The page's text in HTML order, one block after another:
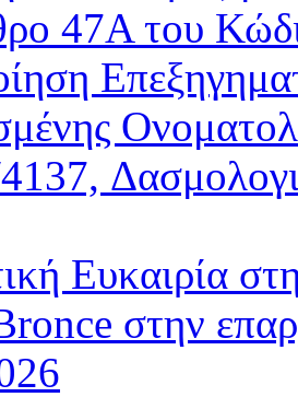
47Α του
Ευκαιρία
στην